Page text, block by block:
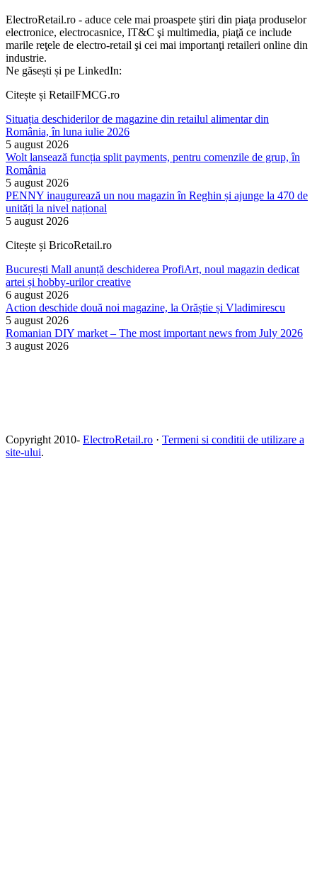
ElectroRetail.ro - aduce cele mai proaspete ştiri din piaţa produselor
electronice, electrocasnice, IT&C şi multimedia, piaţă ce include
marile reţele de electro-retail şi cei mai importanţi retaileri online din
industrie.
Ne găsești și pe LinkedIn:
Citește și RetailFMCG.ro
Situația deschiderilor de magazine din retailul alimentar din
România, în luna iulie 2026
5 august 2026
Wolt lansează funcția split payments, pentru comenzile de grup, în
România
5 august 2026
PENNY inaugurează un nou magazin în Reghin și ajunge la 470 de
unități la nivel național
5 august 2026
Citește și BricoRetail.ro
București Mall anunță deschiderea ProfiArt, noul magazin dedicat
artei și hobby-urilor creative
6 august 2026
Action deschide două noi magazine, la Orăștie și Vladimirescu
5 august 2026
Romanian DIY market – The most important news from July 2026
3 august 2026
Copyright 2010- ElectroRetail.ro · Termeni si conditii de utilizare a
site-ului.